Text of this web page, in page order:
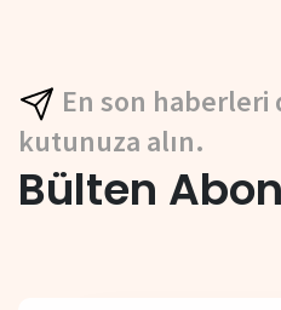
En son
kutunuza alın.
Bülten